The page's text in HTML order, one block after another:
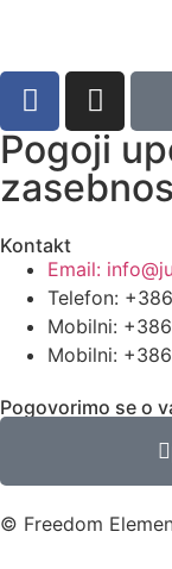
Pogoji
Kontakt
Email:
Telefon:
Mobilni:
Mobilni:
Pogovorimo se o
© Freedom